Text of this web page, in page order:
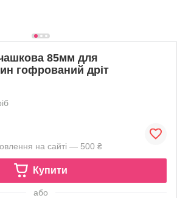
85мм для
гофрований дріт
на сайті — 500 ₴
Купити
або